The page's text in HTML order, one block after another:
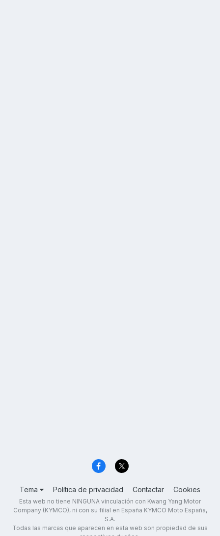
Tema Política de privacidad Contactar Cookies
Esta web no tiene NINGUNA vinculación con Kwang Yang Motor
Company (KYMCO), ni con su filial en España KYMCO Moto España,
S.A.
Todas las marcas que aparecen en esta web son propiedad de sus